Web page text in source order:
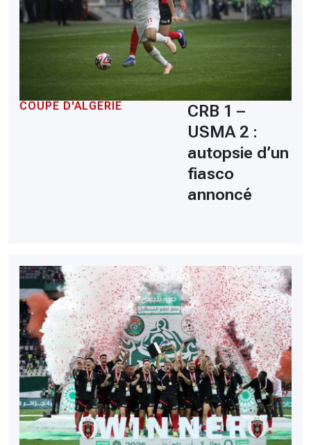
COUPE D'ALGÉRIE
CRB 1 –
USMA 2 :
autopsie d’un
fiasco
annoncé